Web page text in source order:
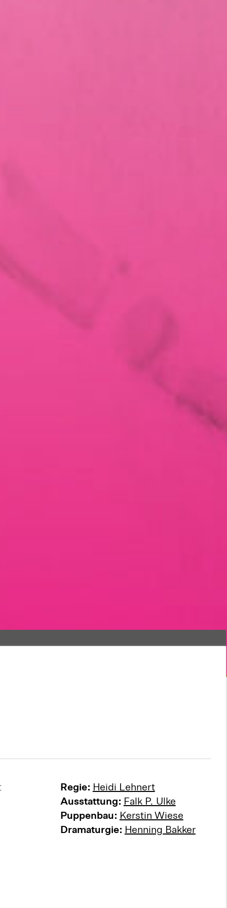
Regie: Heidi Lehnert
Ausstattung: Falk P. Ulke
Puppenbau: Kerstin Wiese
Dramaturgie: Henning Bakker